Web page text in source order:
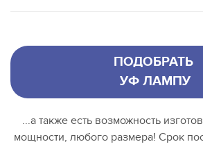
ПОДОБРАТЬ
УФ ЛАМПУ
...а также есть возможность
мощности, любого размера! Срок